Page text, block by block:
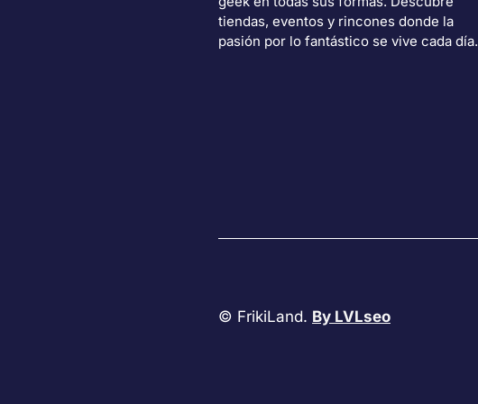
tiendas, eventos y rincones donde la
pasión por lo fantástico se vive cada día.
© FrikiLand. By LVLseo